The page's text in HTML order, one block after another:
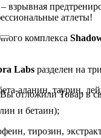
Вы отложилиТовар в
– взрывная
атлеты!
комплекса
Labs разделен на
аланин, таурин,
и бетаин);
тирозин,